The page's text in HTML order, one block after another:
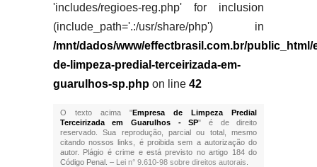
'includes/regioes-reg.php' for inclusion
(include_path='.:/usr/share/php') in
/mnt/dados/www/effectbrasil.com.br/public_html/
de-limpeza-predial-terceirizada-em-
guarulhos-sp.phpon line 42
O texto acima "Empresa de Limpeza Predial
Terceirizada em Guarulhos - SP" é de direito
reservado. Sua reprodução, parcial ou total, mesmo
citando nossos links, é proibida sem a autorização do
autor. Plágio é crime e está previsto no artigo 184 do
Código Penal. – Lei n° 9.610-98 sobre direitos autorais